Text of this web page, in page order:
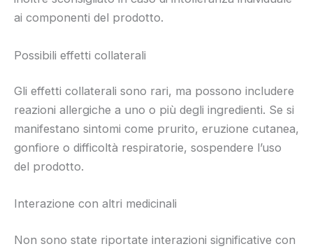
ai componenti del prodotto.
Possibili effetti collaterali
Gli effetti collaterali sono rari, ma possono includere
reazioni allergiche a uno o più degli ingredienti. Se si
manifestano sintomi come prurito, eruzione cutanea,
gonfiore o difficoltà respiratorie, sospendere l’uso
del prodotto.
Interazione con altri medicinali
Non sono state riportate interazioni significative con